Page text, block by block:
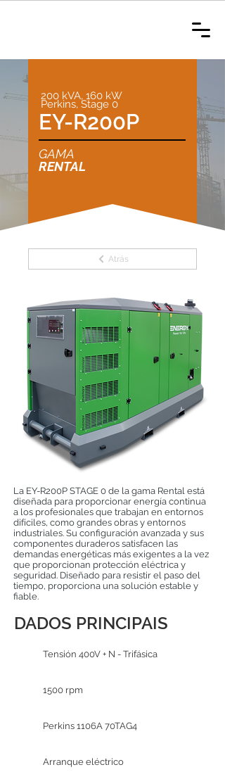
200 kVA, 160 kW
Perkins, Stage 0
EY-R200P
GAMA
RENTAL
Atrás
La EY-R200P STAGE 0 de la gama Rental está
diseñada para proporcionar energía continua
a los profesionales que trabajan en entornos
difíciles, como grandes obras y entornos
industriales. Su configuración avanzada y sus
componentes duraderos satisfacen las
demandas energéticas más exigentes a la vez
que proporcionan protección eléctrica y
seguridad. Diseñado para resistir el paso del
tiempo, proporciona una solución estable y
fiable.
DADOS PRINCIPAIS
Tensión 400V + N - Trifásica
1500 rpm
Perkins 1106A 70TAG4
Arranque eléctrico